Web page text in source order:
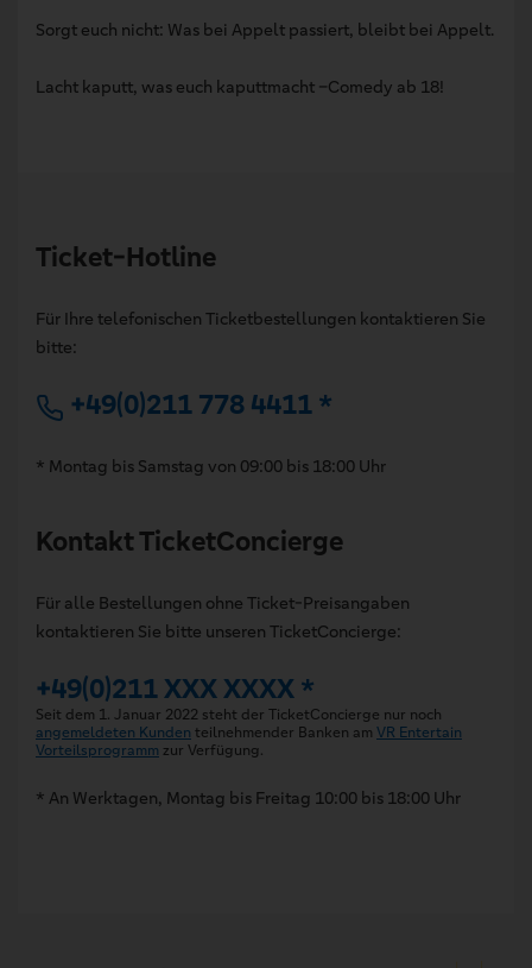
Sorgt euch nicht: Was bei Appelt passiert, bleibt bei Appelt.
Lacht kaputt, was euch kaputtmacht –Comedy ab 18!
Ticket-Hotline
Für Ihre telefonischen Ticketbestellungen kontaktieren Sie
bitte:
+49(0)211 778 4411 *
* Montag bis Samstag von 09:00 bis 18:00 Uhr
Kontakt TicketConcierge
Für alle Bestellungen ohne Ticket-Preisangaben
kontaktieren Sie bitte unseren TicketConcierge:
+49(0)211 XXX XXXX *
Seit dem 1. Januar 2022 steht der TicketConcierge nur noch
angemeldeten Kunden teilnehmender Banken am VR Entertain
Vorteilsprogramm zur Verfügung.
* An Werktagen, Montag bis Freitag 10:00 bis 18:00 Uhr